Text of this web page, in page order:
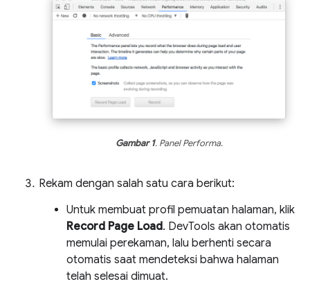
Gambar 1. Panel Performa.
Rekam dengan salah satu cara berikut:
Untuk membuat profil pemuatan halaman, klik
Record Page Load. DevTools akan otomatis
memulai perekaman, lalu berhenti secara
otomatis saat mendeteksi bahwa halaman
telah selesai dimuat.